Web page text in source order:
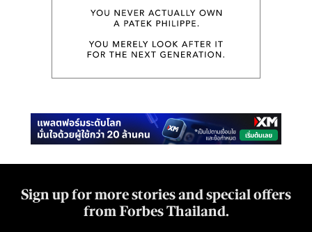
Sign up for more stories and special offers
from Forbes Thailand.